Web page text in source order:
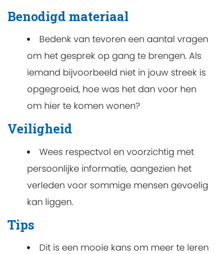
Benodigd materiaal
Bedenk van tevoren een aantal vragen
om het gesprek op gang te brengen. Als
iemand bijvoorbeeld niet in jouw streek is
opgegroeid, hoe was het dan voor hen
om hier te komen wonen?
Veiligheid
Wees respectvol en voorzichtig met
persoonlijke informatie, aangezien het
verleden voor sommige mensen gevoelig
kan liggen.
Tips
Dit is een mooie kans om meer te leren